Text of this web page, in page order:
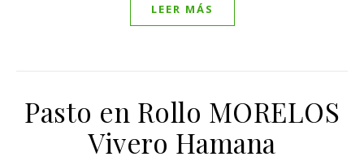
LEER MÁS
Pasto en Rollo MORELOS
Vivero Hamana